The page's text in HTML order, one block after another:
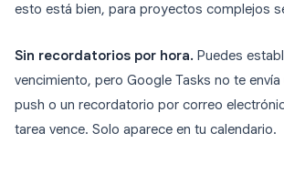
esto está bien, para proyectos complejos
Sin recordatorios por hora. Puedes
vencimiento, pero Google Tasks no te
push o un recordatorio por correo
tarea vence. Solo aparece en tu calendario.